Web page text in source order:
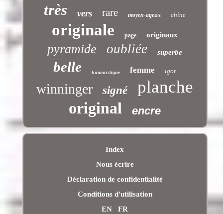
très vers rare moyen-ageux chine
originale page originaux
pyramide oubliée superbe
belle humoristique femme igor
winninger signé planche
original encre
Index
Nous écrire
Déclaration de confidentialité
Conditions d'utilisation
EN
FR